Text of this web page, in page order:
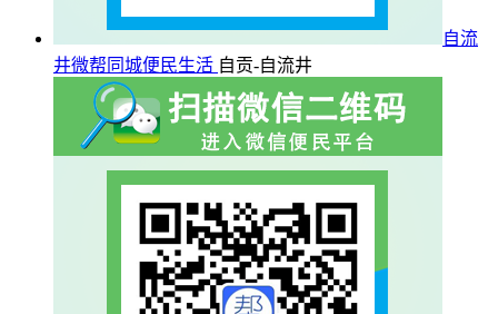
自流
井微帮同城便民生活 自贡-自流井